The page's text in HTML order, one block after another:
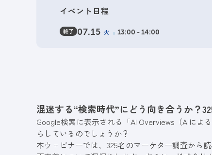
イベント日程
終了 07.15 火 13:00 - 14:00
混迷する“検索時代”にどう向き合うか？
Google検索に表示される「AI Overviews（AIによ
らしているのでしょうか？
本ウェビナーでは、325名のマーケター調査から